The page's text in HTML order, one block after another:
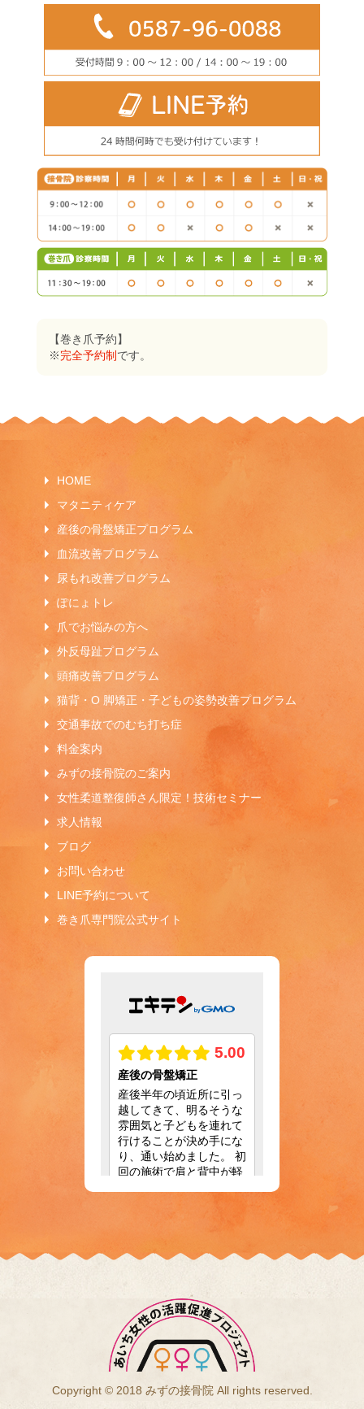
【巻き爪予約】
※完全予約制 です。
HOME
マタニティケア
産後の骨盤矯正プログラム
血流改善プログラム
尿もれ改善プログラム
ぽにょトレ
爪でお悩みの方へ
外反母趾プログラム
頭痛改善プログラム
猫背・O 脚矯正・子どもの姿勢改善プログラム
交通事故でのむち打ち症
料金案内
みずの接骨院のご案内
女性柔道整復師さん限定！技術セミナー
求人情報
ブログ
お問い合わせ
LINE予約について
巻き爪専門院公式サイト
Copyright © 2018 みずの接骨院 All rights reserved.